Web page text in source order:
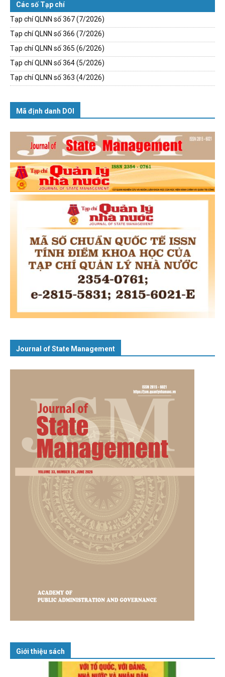
Các số Tạp chí
Tạp chí QLNN số 367 (7/2026)
Tạp chí QLNN số 366 (7/2026)
Tạp chí QLNN số 365 (6/2026)
Tạp chí QLNN số 364 (5/2026)
Tạp chí QLNN số 363 (4/2026)
Mã định danh DOI
Journal of State Management
Giới thiệu sách